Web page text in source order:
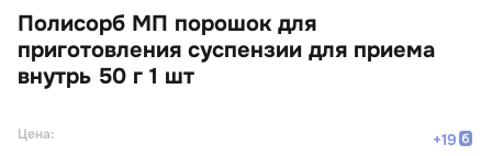
Полисорб МП порошок для
приготовления суспензии для приема
внутрь 50 г 1 шт
Цена: +19